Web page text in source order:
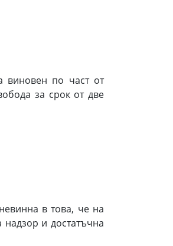
виновен по част от
за срок от две
в това, че на
и достатъчна